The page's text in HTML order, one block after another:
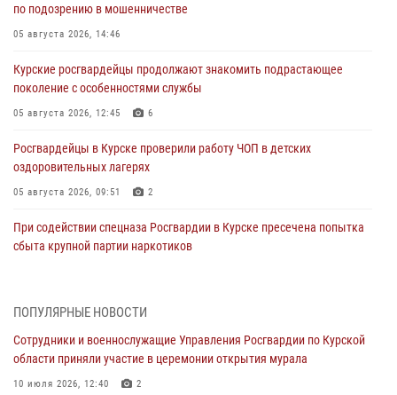
по подозрению в мошенничестве
05 августа 2026, 14:46
Курские росгвардейцы продолжают знакомить подрастающее
поколение с особенностями службы
05 августа 2026, 12:45 6
Росгвардейцы в Курске проверили работу ЧОП в детских
оздоровительных лагерях
05 августа 2026, 09:51 2
При содействии спецназа Росгвардии в Курске пресечена попытка
сбыта крупной партии наркотиков
За прошедшую неделю росгвардейцы Курской области проверили
04 августа 2026, 07:00
В Курской области росгвардейцы за прошедшую неделю совершили
ПОПУЛЯРНЫЕ НОВОСТИ
Сотрудники и военнослужащие Управления Росгвардии по Курской
области приняли участие в церемонии открытия мурала
10 июля 2026, 12:40 2